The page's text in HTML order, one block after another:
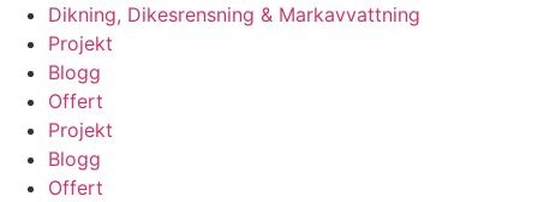
Dikning, Dikesrensning & Markavvattning
Projekt
Blogg
Offert
Projekt
Blogg
Offert